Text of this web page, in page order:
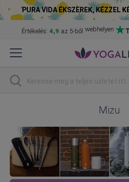
PURA VIDA ÉKSZEREK, KÉZZEL
Értékelés: 4,9 az 5-ből webhelyen
to
Keresés
Mizu